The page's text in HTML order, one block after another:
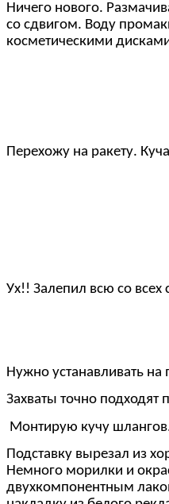
Ничего нового.
со сдвигом. Воду
косметическими
Перехожу на ракету.
Ух!! Залепил всю со всех
Нужно устанавливать на
Захваты точно подходят
Монтирую кучу
Подставку вырезал из
Немного морилки и
двухкомпонентным